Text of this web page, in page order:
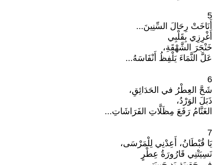
5
أَنَاخَتْ رِحَالَ السِّنِينَ...
أَغْرِزِي بِقَلْبِي
خَنْجَرَ الشَّهْقَةِ،
عَلَّ الثَّمَاءَ يَلْفِظُ أَنْفَاسَهُ...
6
شَحَّ العِطْرُ في الحَدَائِقِ،
ذَبَلَ الوَرْدُ،
الغَنَّامُ رَفَعَ مِظَلَّاتِ الفَرَاشَاتِ...
7
يَا قُبْطَانُ، أَعِدْنِي لِلْمَرْسَى،
نَسِيَتْنِي قَارُورَةُ عِطْرٍ